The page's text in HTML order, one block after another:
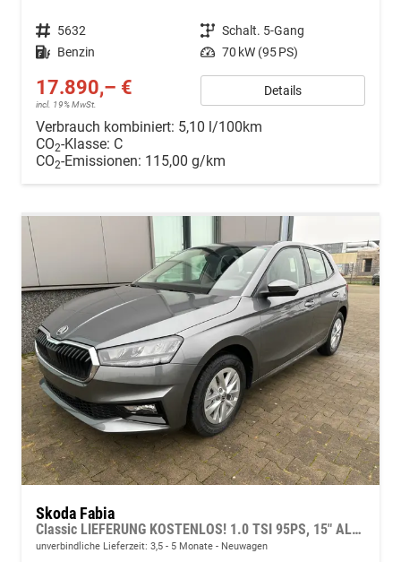
Fahrzeugnr. 5632 Getriebe Schalt. 5-Gang
Kraftstoff Benzin Leistung 70 kW (95 PS)
17.890,– €
incl. 19% MwSt.
Details
Verbrauch kombiniert: 5,10 l/100km
CO2-Klasse: C
CO2-Emissionen: 115,00 g/km
Skoda Fabia
Classic LIEFERUNG KOSTENLOS! 1.0 TSI 95PS, 15" ALU, LED-Scheinwerfer, M-Lederlenkrad, Nebelscheinwerfer, Parksensoren vorne + hinten, Rückfahrkamera, Sitzheizung, Tempomat, Klimaanlage, Infotainment 8"+Wireless SmartLink, Fußmatten, Mittelarmlehne
unverbindliche Lieferzeit: 3,5 - 5 Monate Neuwagen